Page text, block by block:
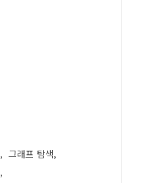
그래프 탐색